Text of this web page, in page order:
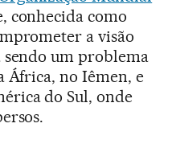
conhecida como
a visão
um problema
África, no Iêmen, e
do Sul, onde